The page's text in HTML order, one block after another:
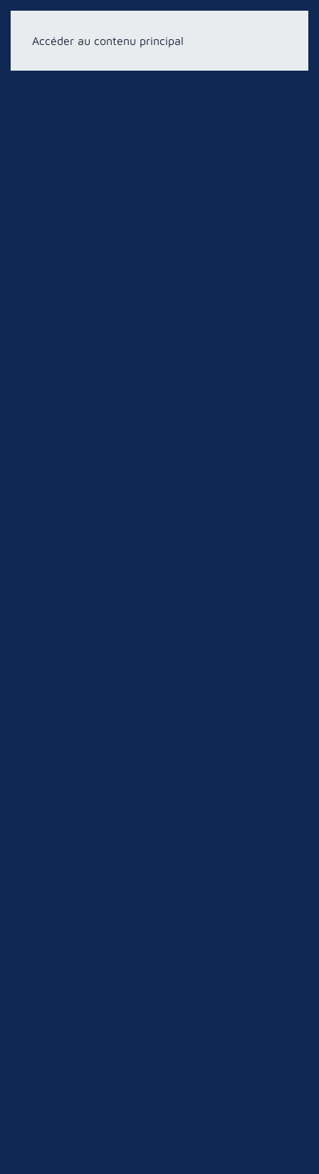
Accéder au contenu principal